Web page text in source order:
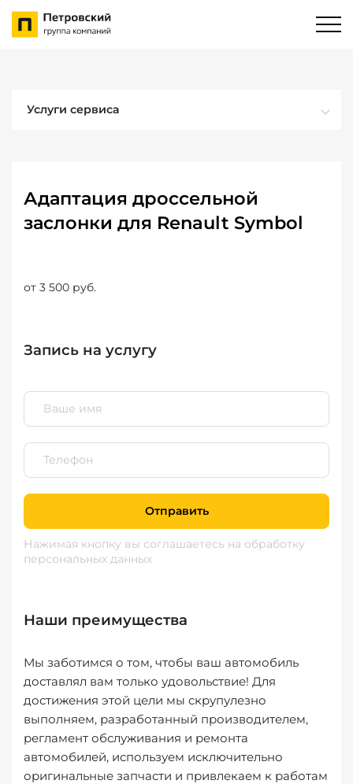
Услуги сервиса
Адаптация дроссельной
заслонки для Renault Symbol
от 3 500 руб.
Запись на услугу
Отправить
Нажимая кнопку вы соглашаетесь на обработку
персональных данных
Наши преимущества
Мы заботимся о том, чтобы ваш автомобиль
доставлял вам только удовольствие! Для
достижения этой цели мы скрупулезно
выполняем, разработанный производителем,
регламент обслуживания и ремонта
автомобилей, используем исключительно
оригинальные запчасти и привлекаем к работам